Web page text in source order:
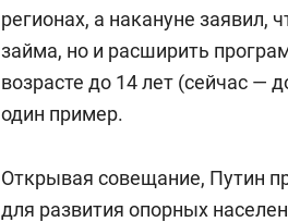
регионах, а накануне заявил,
займа, но и расширить
возрасте до 14 лет (сейчас —
один пример.
Открывая совещание, Путин
для развития опорных